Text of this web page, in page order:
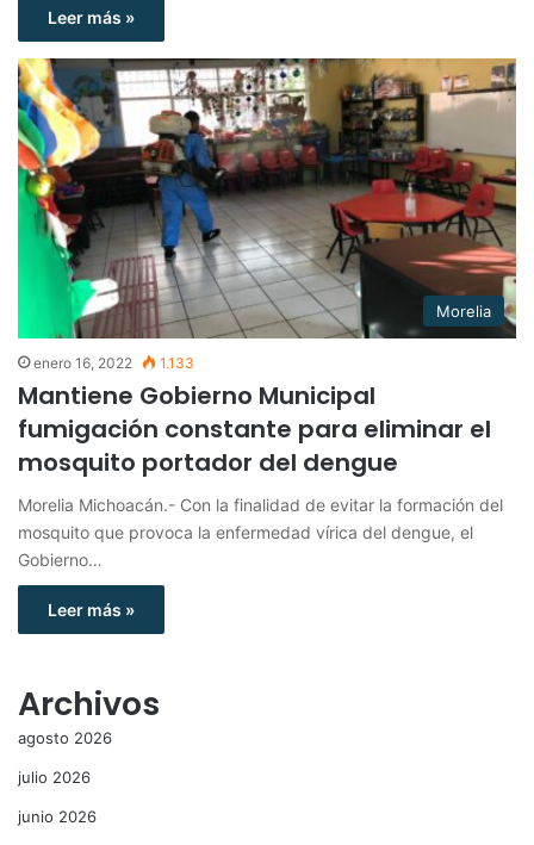
Leer más »
Morelia
enero 16, 2022 1.133
Mantiene Gobierno Municipal
fumigación constante para eliminar el
mosquito portador del dengue
Morelia Michoacán.- Con la finalidad de evitar la formación del
mosquito que provoca la enfermedad vírica del dengue, el
Gobierno…
Leer más »
Archivos
agosto 2026
julio 2026
junio 2026